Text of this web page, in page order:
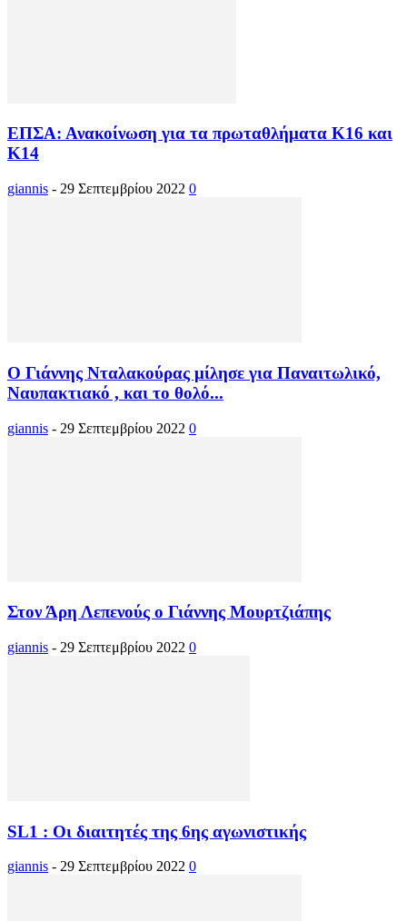
ΕΠΣΑ: Ανακοίνωση για τα πρωταθλήματα Κ16 και
Κ14
giannis - 29 Σεπτεμβρίου 2022 0
Ο Γιάννης Νταλακούρας μίλησε για Παναιτωλικό,
Ναυπακτιακό , και το θολό...
giannis - 29 Σεπτεμβρίου 2022 0
Στον Άρη Λεπενούς ο Γιάννης Μουρτζιάπης
giannis - 29 Σεπτεμβρίου 2022 0
SL1 : Οι διαιτητές της 6ης αγωνιστικής
giannis - 29 Σεπτεμβρίου 2022 0